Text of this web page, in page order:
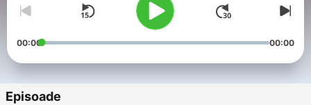
00:00 00:00
Episoade